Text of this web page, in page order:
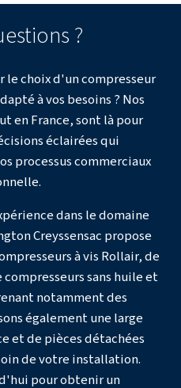
à pistons et un
vos besoins spécifiques.
pour une utilisation
pneumatiques dans un
être la meilleure
d'une source d'air
industrielles, un
spécifique : exécutez-vous
n'ont pas trop
? Un compresseur
part, si vous gérez une
alimentation en air
probablement le